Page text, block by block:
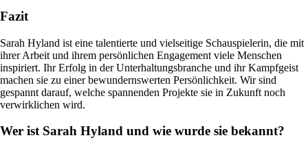
Fazit
Sarah Hyland ist eine talentierte und vielseitige Schauspielerin, die mit
ihrer Arbeit und ihrem persönlichen Engagement viele Menschen
inspiriert. Ihr Erfolg in der Unterhaltungsbranche und ihr Kampfgeist
machen sie zu einer bewundernswerten Persönlichkeit. Wir sind
gespannt darauf, welche spannenden Projekte sie in Zukunft noch
verwirklichen wird.
Wer ist Sarah Hyland und wie wurde sie bekannt?